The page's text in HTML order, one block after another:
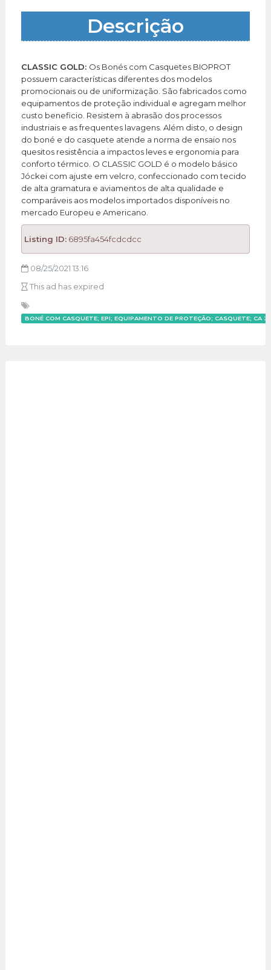
Descrição
CLASSIC GOLD: Os Bonés com Casquetes BIOPROT
possuem características diferentes dos modelos
promocionais ou de uniformização. São fabricados como
equipamentos de proteção individual e agregam melhor
custo beneficio. Resistem à abrasão dos processos
industriais e as frequentes lavagens. Além disto, o design
do boné e do casquete atende a norma de ensaio nos
quesitos resistência a impactos leves e ergonomia para
conforto térmico. O CLASSIC GOLD é o modelo básico
Jóckei com ajuste em velcro, confeccionado com tecido
de alta gramatura e aviamentos de alta qualidade e
comparáveis aos modelos importados disponíveis no
mercado Europeu e Americano.
Listing ID: 6895fa454fcdcdcc
08/25/2021 13:16
This ad has expired
BONÉ COM CASQUETE; EPI; EQUIPAMENTO DE PROTEÇÃO; CASQUETE; CA